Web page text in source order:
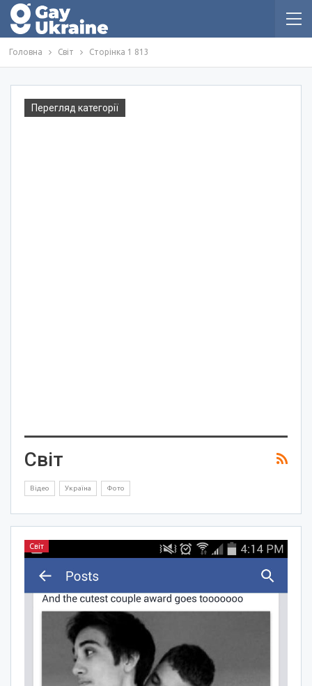
Головна Світ Сторінка 1 813
Перегляд категорії
Світ
Відео Україна Фото
Світ